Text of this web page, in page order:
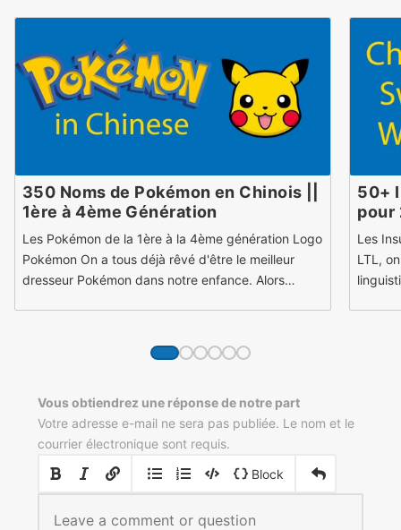
350 Noms de Pokémon en Chinois ||
1ère à 4ème Génération
Les Pokémon de la 1ère à la 4ème génération Logo
Pokémon On a tous déjà rêvé d'être le meilleur
dresseur Pokémon dans notre enfance. Alors…
50+
pour
Les
LTL,
Vous obtiendrez une réponse de notre part
Votre adresse e-mail ne sera pas publiée. Le nom et le
courrier électronique sont requis.
Block